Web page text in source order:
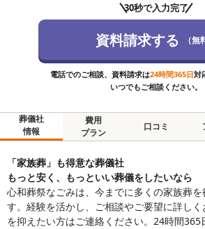
30秒で入力完了
資料請求する （無
電話でのご相談、資料請求は24時間365日対
いつでもご相談ください。
葬儀社
情報
費用
プラン
口コミ
「家族葬」も得意な葬儀社
もっと安く、もっといい葬儀をしたいなら
心和葬祭なごみは、今までに多くの家族葬
す。経験を活かし、ご相談やご要望に詳し
を抑えたい方はご連絡ください。24時間365